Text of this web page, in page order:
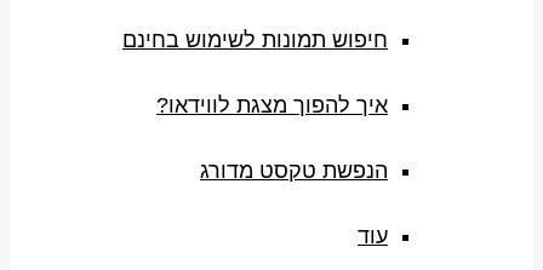
חיפוש תמונות לשימוש בחינם
איך להפוך מצגת לווידאו?
הנפשת טקסט מדורג
עוד